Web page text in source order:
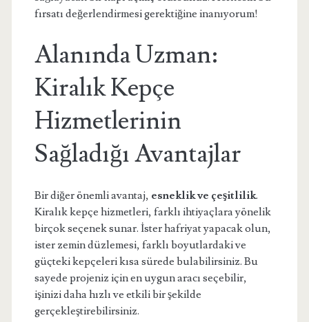
fırsatı değerlendirmesi gerektiğine inanıyorum!
Alanında Uzman:
Kiralık Kepçe
Hizmetlerinin
Sağladığı Avantajlar
Bir diğer önemli avantaj, esneklik ve çeşitlilik.
Kiralık kepçe hizmetleri, farklı ihtiyaçlara yönelik
birçok seçenek sunar. İster hafriyat yapacak olun,
ister zemin düzlemesi, farklı boyutlardaki ve
güçteki kepçeleri kısa sürede bulabilirsiniz. Bu
sayede projeniz için en uygun aracı seçebilir,
işinizi daha hızlı ve etkili bir şekilde
gerçekleştirebilirsiniz.